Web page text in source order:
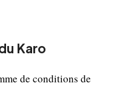
Karo
de conditions de